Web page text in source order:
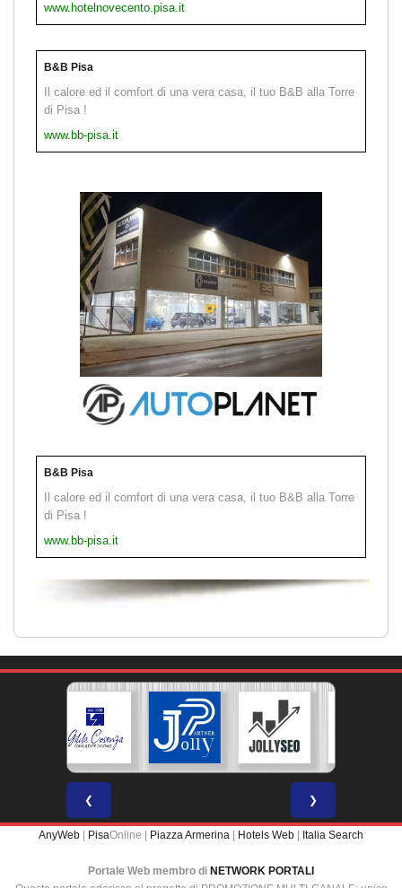
www.hotelnovecento.pisa.it
B&B Pisa
Il calore ed il comfort di una vera casa, il tuo B&B alla Torre
di Pisa !
www.bb-pisa.it
B&B Pisa
Il calore ed il comfort di una vera casa, il tuo B&B alla Torre
di Pisa !
www.bb-pisa.it
❮ ❯
AnyWeb PisaOnline | Piazza Armerina Hotels Web Italia Search
Portale Web membro di NETWORK PORTALI